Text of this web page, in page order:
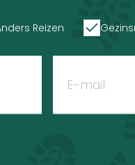
Reizen